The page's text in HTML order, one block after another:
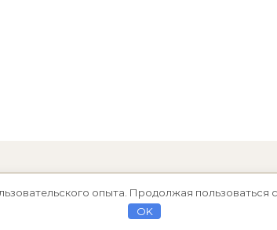
опыта. Продолжая пользоваться
OK